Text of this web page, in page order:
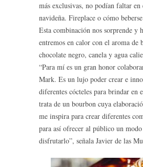
más exclusivas, no podían faltar en
navideña. Fireplace o cómo
Esta combinación nos sorprende y
entremos en calor con el aroma de
chocolate negro, canela y agua
“Para mí es un gran honor
Mark. Es un lujo poder crear e
diferentes cócteles para brindar en
trata de un bourbon cuya
me inspira para crear diferentes
para así ofrecer al público un
disfrutarlo”, señala Javier de las